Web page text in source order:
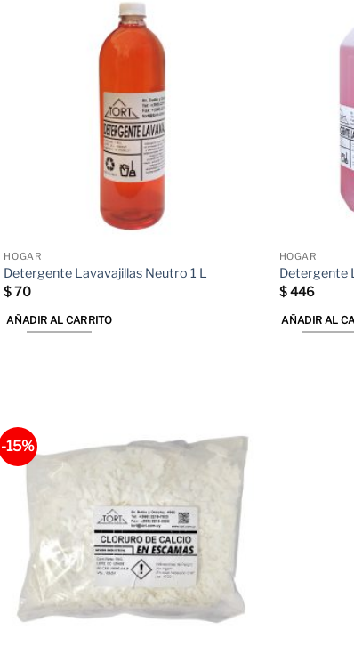
HOGAR
Detergente Lavavajillas Neutro 1 L
$70
AÑADIR AL CARRITO
HOGAR
Detergente
$446
AÑADIR AL
-15%